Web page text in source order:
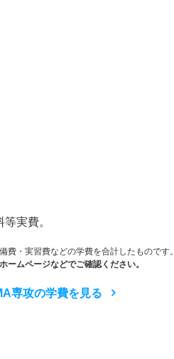
実費。
・実習費などの学費を合計したものです。
ムページなどでご確認ください。
専攻の学費を見る